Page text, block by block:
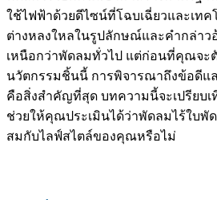
ใช้ไฟฟ้าด้วยดีไซน์ที่โฉบเฉี่ยวและเท
ต่างหลงใหลในรูปลักษณ์และคำกล่าว
เหนือกว่าพัดลมทั่วไป แต่ก่อนที่คุณจะ
นวัตกรรมชิ้นนี้ การพิจารณาถึงข้อดีแ
คือสิ่งสำคัญที่สุด บทความนี้จะเปรียบเ
ช่วยให้คุณประเมินได้ว่าพัดลมไร้ใบพั
สมกับไลฟ์สไตล์ของคุณหรือไม่